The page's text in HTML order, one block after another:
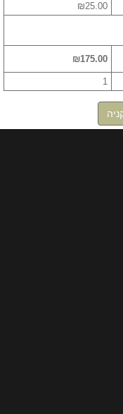
₪25.00
₪175.00
1